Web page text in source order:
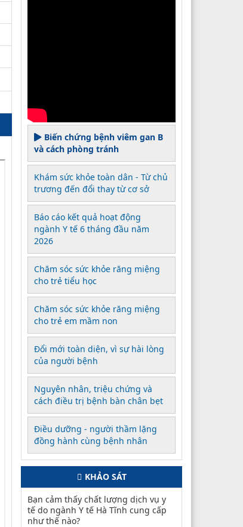
Biến chứng bệnh viêm gan B
và cách phòng tránh
Khám sức khỏe toàn dân - Từ chủ
trương đến đổi thay từ cơ sở
Báo cáo kết quả hoạt động
ngành Y tế 6 tháng đầu năm
2026
Chăm sóc sức khỏe răng miệng
cho trẻ tiểu học
Chăm sóc sức khỏe răng miệng
cho trẻ em mầm non
Đổi mới toàn diện, vì sự hài lòng
của người bệnh
Nguyên nhân, triệu chứng và
cách điều trị bệnh bàn chân bẹt
Điều dưỡng - người thầm lặng
đồng hành cùng bệnh nhân
KHẢO SÁT
Bạn cảm thấy chất lượng dịch vụ y
tế do ngành Y tế Hà Tĩnh cung cấp
như thế nào?